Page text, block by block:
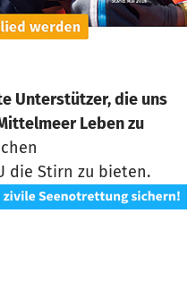
Unterstützer, die uns
Leben zu
die Stirn zu bieten.